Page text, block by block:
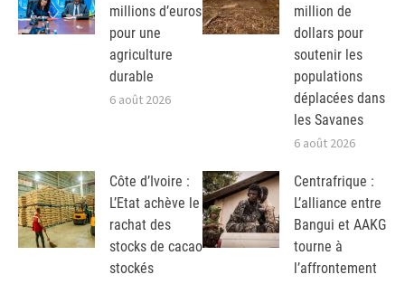
millions d’euros
pour une
agriculture
durable
6 août 2026
million de
dollars pour
soutenir les
populations
déplacées dans
les Savanes
6 août 2026
Côte d’Ivoire :
L’Etat achève le
rachat des
stocks de cacao
stockés
Centrafrique :
L’alliance entre
Bangui et AAKG
tourne à
l’affrontement